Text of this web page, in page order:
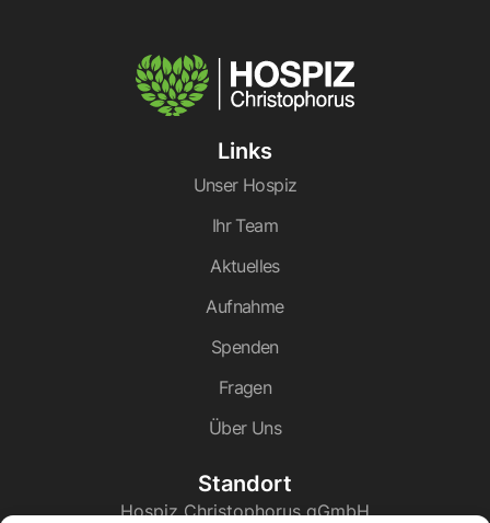
Links
Unser Hospiz
Ihr Team
Aktuelles
Aufnahme
Spenden
Fragen
Über Uns
Standort
Hospiz Christophorus gGmbH